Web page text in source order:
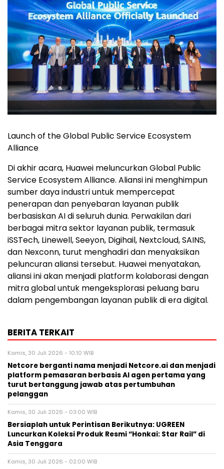
Launch of the Global Public Service Ecosystem
Alliance
Di akhir acara, Huawei meluncurkan Global Public
Service Ecosystem Alliance. Aliansi ini menghimpun
sumber daya industri untuk mempercepat
penerapan dan penyebaran layanan publik
berbasiskan AI di seluruh dunia. Perwakilan dari
berbagai mitra sektor layanan publik, termasuk
iSSTech, Linewell, Seeyon, Digihail, Nextcloud, SAINS,
dan Nexconn, turut menghadiri dan menyaksikan
peluncuran aliansi tersebut. Huawei menyatakan,
aliansi ini akan menjadi platform kolaborasi dengan
mitra global untuk mengeksplorasi peluang baru
dalam pengembangan layanan publik di era digital.
BERITA TERKAIT
Kamis, 30 Juli 2026 - 10:10 WIB
Netcore berganti nama menjadi Netcore.ai dan menjadi
platform pemasaran berbasis AI agen pertama yang
turut bertanggung jawab atas pertumbuhan
pelanggan
Kamis, 30 Juli 2026 - 03:00 WIB
Bersiaplah untuk Perintisan Berikutnya: UGREEN
Luncurkan Koleksi Produk Resmi “Honkai: Star Rail” di
Asia Tenggara
Kamis, 30 Juli 2026 - 02:00 WIB